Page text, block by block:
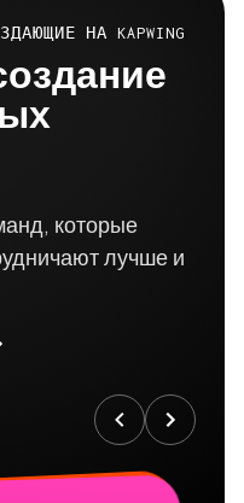
НА KAPWING
которые
лучше и